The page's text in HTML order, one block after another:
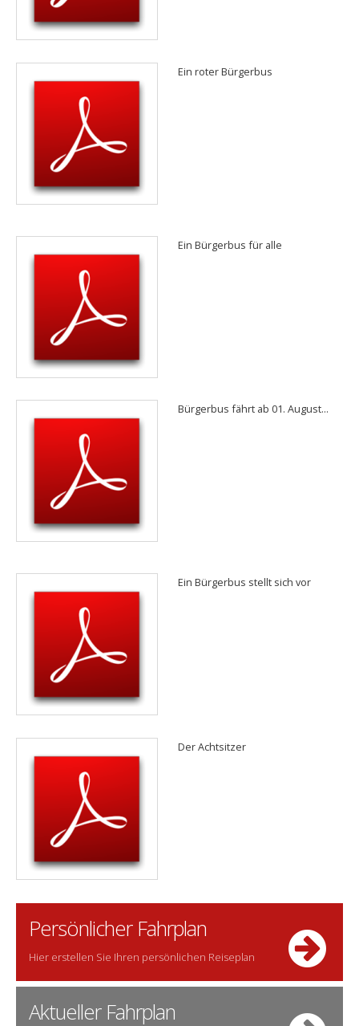
Ein roter Bürgerbus
Ein Bürgerbus für alle
Bürgerbus fährt ab 01. August...
Ein Bürgerbus stellt sich vor
Der Achtsitzer
Persönlicher Fahrplan
Hier erstellen Sie Ihren persönlichen Reiseplan
Aktueller Fahrplan